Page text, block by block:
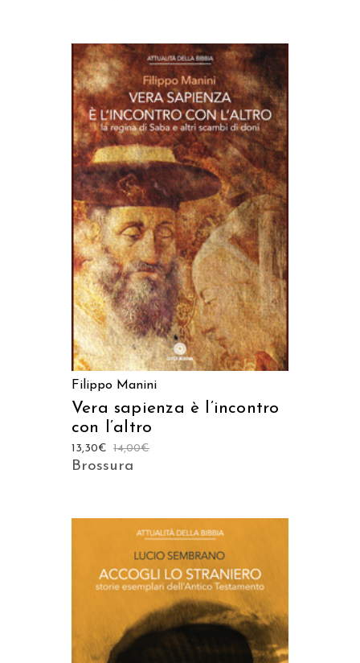
AGGIUNGI AL CARRELLO
Filippo Manini
Vera sapienza è l’incontro
con l’altro
14,00€
13,30€
Brossura